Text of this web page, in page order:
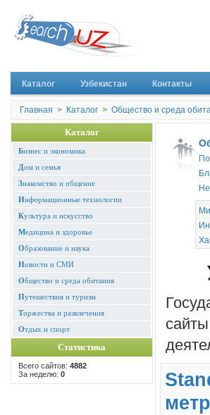
Каталог Узбекистан Контакты
Главная > Каталог > Общество и среда
Каталог
Бизнес и экономика
Дом и семья
Знакомство и общение
Информационные технологии
Культура и искусство
Медицина и здоровье
Образование и наука
Новости и СМИ
Общество и среда обитания
Путешествия и туризм
Торжества и развлечения
Отдых и спорт
Статистика
Всего сайтов: 4882
За неделю: 0